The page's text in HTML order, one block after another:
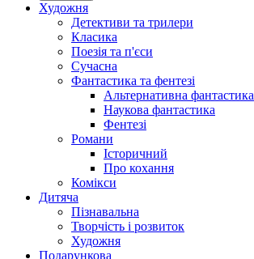
Художня
Детективи та трилери
Класика
Поезія та п'єси
Сучасна
Фантастика та фентезі
Альтернативна фантастика
Наукова фантастика
Фентезі
Романи
Історичний
Про кохання
Комікси
Дитяча
Пізнавальна
Творчість і розвиток
Художня
Подарункова